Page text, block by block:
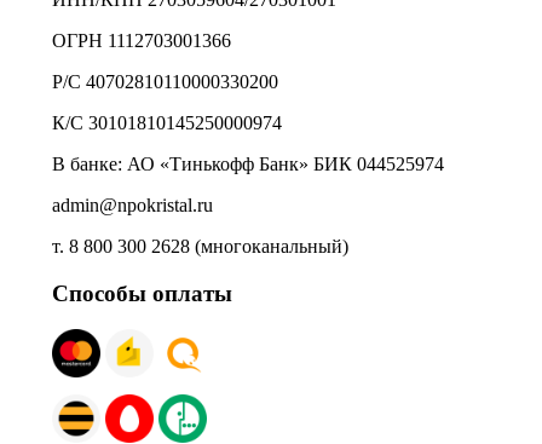
ОГРН 1112703001366
Р/С 40702810110000330200
К/С 30101810145250000974
В банке: АО «Тинькофф Банк» БИК 044525974
admin@npokristal.ru
т. 8 800 300 2628 (многоканальный)
Способы оплаты